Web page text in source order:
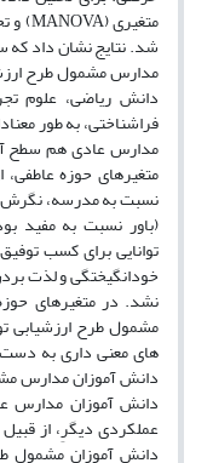
شد. نتایج نشان داد که
مدارس مشمول طرح
دانش ریاضی، علوم
فراشناختی، به طور
مدارس عادی هم سطح
متغیرهای حوزه
نسبت به مدرسه، نگرش
(باور نسبت به مفید
توانایی برای کسب
خودانگیختگی و لذت
نشد. در متغیرهای
مشمول طرح ارزشیابی
های معنی داری به دست
دانش آموزان مدارس
دانش آموزان مدارس
عملکردی دیگرِ، از
دانش آموزان مشمول